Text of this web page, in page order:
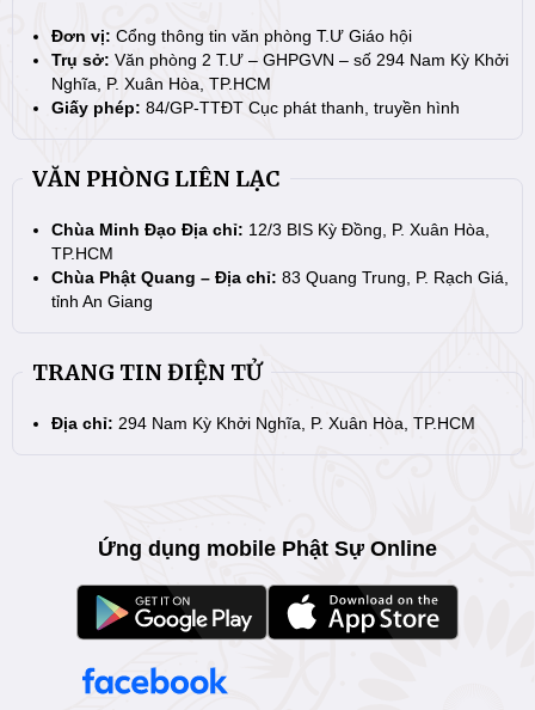
Đơn vị: Cổng thông tin văn phòng T.Ư Giáo hội
Trụ sở: Văn phòng 2 T.Ư – GHPGVN – số 294 Nam Kỳ Khởi
Nghĩa, P. Xuân Hòa, TP.HCM
Giấy phép: 84/GP-TTĐT Cục phát thanh, truyền hình
VĂN PHÒNG LIÊN LẠC
Chùa Minh Đạo Địa chỉ: 12/3 BIS Kỳ Đồng, P. Xuân Hòa,
TP.HCM
Chùa Phật Quang – Địa chỉ: 83 Quang Trung, P. Rạch Giá,
tỉnh An Giang
TRANG TIN ĐIỆN TỬ
Địa chỉ: 294 Nam Kỳ Khởi Nghĩa, P. Xuân Hòa, TP.HCM
Ứng dụng mobile Phật Sự Online